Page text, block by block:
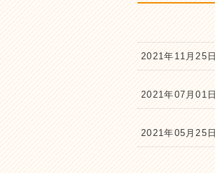
2021年11月25日
2021年07月01日
2021年05月25日